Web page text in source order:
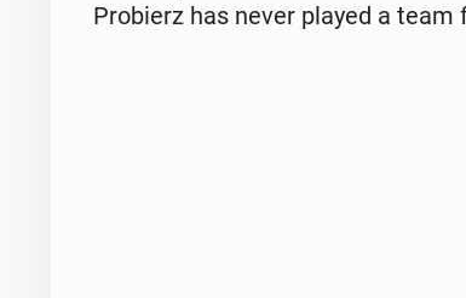
Pro­bierz has never played a